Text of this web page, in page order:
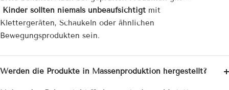
Kinder sollten niemals unbeaufsichtigt mit
Klettergeräten, Schaukeln oder ähnlichen
Bewegungsprodukten sein.
Werden die Produkte in Massenproduktion hergestellt?